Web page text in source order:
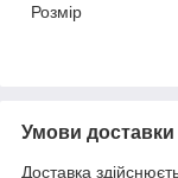
Розмір
Умови доставки
Доставка